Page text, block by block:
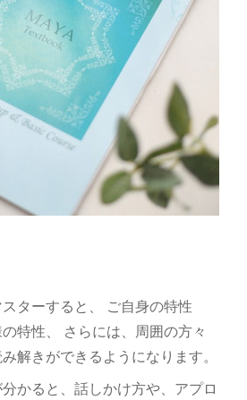
ターすると、 ご自身の特性
特性、 さらには、周囲の方々
解きができるようになります。
かると、話しかけ方や、アプロ